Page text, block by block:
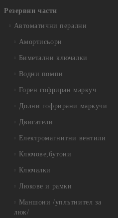
Резервни части
Автоматични перални
Амортисьори
Биметални ключалки
Водни помпи
Горен гофриран маркуч
Долни гофрирани маркучи
Двигатели
Електромагнитни вентили
Ключове,бутони
Ключалки
Люкове и рамки
Маншони /уплътнител за
люк/